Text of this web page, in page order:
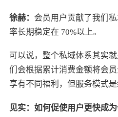
徐赫： 会员用户贡献了我们
率长期稳定在 70%以上。
可以说，整个私域体系其实
们会根据累计消费金额将会
享有不同福利，但服务模式是
见实：如何促使用户更快成为